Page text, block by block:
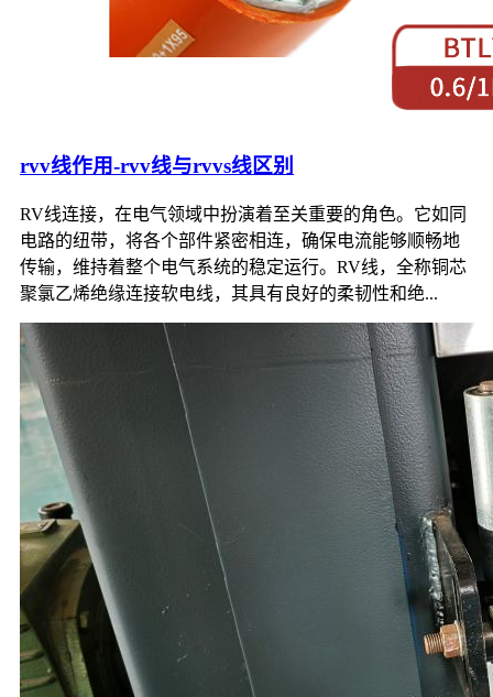
rvv线作用-rvv线与rvvs线区别
RV线连接，在电气领域中扮演着至关重要的角色。它如同
电路的纽带，将各个部件紧密相连，确保电流能够顺畅地
传输，维持着整个电气系统的稳定运行。RV线，全称铜芯
聚氯乙烯绝缘连接软电线，其具有良好的柔韧性和绝...